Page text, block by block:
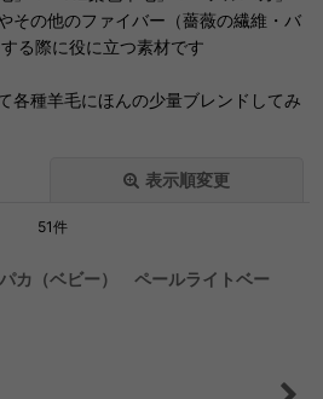
その他のファイバー（薔薇の繊維・バ
る際に役に立つ素材です
各種羊毛にほんの少量ブレンドしてみ
表示順変更
サブカテゴリ
51件
カ（ベビー） ペールライトベー